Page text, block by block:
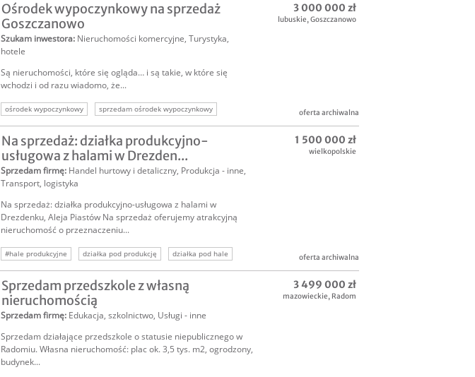
sprzedam halę
sprzedam magazyn
Ośrodek wypoczynkowy na sprzedaż
Goszczanowo
Szukam inwestora: Nieruchomości komercyjne, Turystyka,
hotele
Są nieruchomości, które się ogląda… i są takie, w które się
wchodzi i od razu wiadomo, że...
ośrodek wypoczynkowy
sprzedam ośrodek wypoczynkowy
inwestor ośrodek wypoczynkowy
3 000 000 zł
lubuskie,Goszczanowo
oferta archiwalna
Na sprzedaż: działka produkcyjno-
usługowa z halami w Drezden...
Sprzedam firmę: Handel hurtowy i detaliczny, Produkcja - inne,
Transport, logistyka
Na sprzedaż: działka produkcyjno-usługowa z halami w
Drezdenku, Aleja Piastów Na sprzedaż oferujemy atrakcyjną
nieruchomość o przeznaczeniu...
#hale produkcyjne działka pod produkcję
działka pod hale
hale magazynowe
1 500 000 zł
wielkopolskie
oferta archiwalna
Sprzedam przedszkole z własną
nieruchomością
Sprzedam firmę: Edukacja, szkolnictwo, Usługi - inne
Sprzedam działające przedszkole o statusie niepublicznego w
Radomiu. Własna nieruchomość: plac ok. 3,5 tys. m2, ogrodzony,
budynek...
3 499 000 zł
mazowieckie, Radom